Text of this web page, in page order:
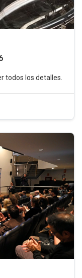
todos los detalles.